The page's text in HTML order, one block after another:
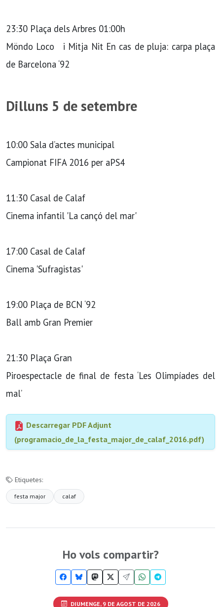
23:30 Plaça dels Arbres 01:00h
Möndo Loco i Mitja Nit En cas de pluja: carpa plaça
de Barcelona ‘92
Dilluns 5 de setembre
10:00 Sala d’actes municipal
Campionat FIFA 2016 per aPS4
11:30 Casal de Calaf
Cinema infantil 'La cançó del mar'
17:00 Casal de Calaf
Cinema 'Sufragistas'
19:00 Plaça de BCN ‘92
Ball amb Gran Premier
21:30 Plaça Gran
Piroespectacle de final de festa ‘Les Olimpíades del
mal’
Descarregar PDF Adjunt
(programacio_de_la_festa_major_de_calaf_2016.pdf)
Etiquetes:
festa major calaf
Ho vols compartir?
DIUMENGE, 9 DE AGOST DE 2026